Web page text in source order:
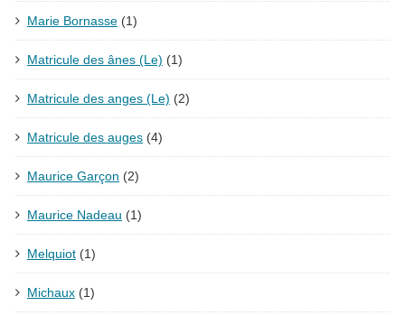
Marie Bornasse (1)
Matricule des ânes (Le) (1)
Matricule des anges (Le) (2)
Matricule des auges (4)
Maurice Garçon (2)
Maurice Nadeau (1)
Melquiot (1)
Michaux (1)